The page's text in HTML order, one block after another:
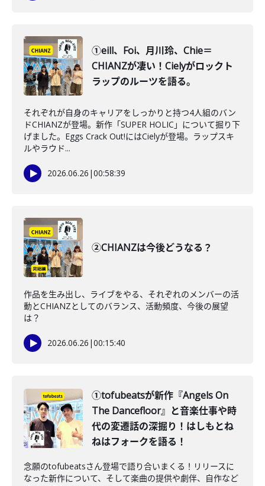
①eill、Foi、月川玲、Chie＝
CHIANZが凄い！Cielyがロックト
ラップのルーツを語る。
それぞれが自身のキャリアをしっかりと持つ4人組のバン
ドCHIANZが登場。新作「SUPER HOLIC」について掘り下
げました。Eggs Crack Out!にはCielyが登場。ラップスキ
ルやラウド...
2026.06.26 |00:58:39
②CHIANZは今後どうなる？
作品を生み出し、ライブをやる、それぞれのメンバーの活
動とCHIANZとしてのバランス、活動頻度、今後の展望
は？
2026.06.26 |00:15:40
①tofubeatsが新作『Angels On
The Dancefloor』と音楽仕事や時
代の変遷話の深掘り！はしもとね
ねはフォークを語る！
念願のtofubeatsさん登場で語り合いまくる！リリースに
なった新作について、そして楽曲の提供や劇伴、自作など